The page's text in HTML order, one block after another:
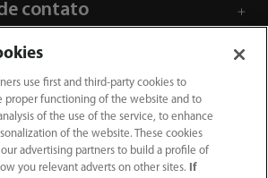
contato
use first and third-party cookies to
proper functioning of the website and to
of the use of the service, to enhance
of the website. These cookies
advertising partners to build a profile of
you relevant adverts on other sites.
If